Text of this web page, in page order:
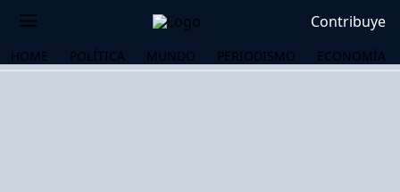
Contribuye
HOME POLÍTICA MUNDO PERIODISMO ECONOMÍA